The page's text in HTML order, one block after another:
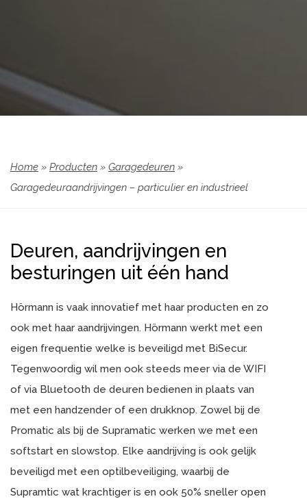
Home » Producten » Garagedeuren »
Garagedeuraandrijvingen – particulier en industrieel
Deuren, aandrijvingen en
besturingen uit één hand
Hörmann is vaak innovatief met haar producten en zo
ook met haar aandrijvingen. Hörmann werkt met een
eigen frequentie welke is beveiligd met BiSecur.
Tegenwoordig wil men ook steeds meer via de WIFI
of via Bluetooth de deuren bedienen in plaats van
met een handzender of een drukknop. Zowel bij de
Promatic als bij de Supramatic werken we met een
softstart en slowstop. Elke aandrijving is ook gelijk
beveiligd met een optilbeveiliging, waarbij de
Supramtic wat krachtiger is en ook 50% sneller open